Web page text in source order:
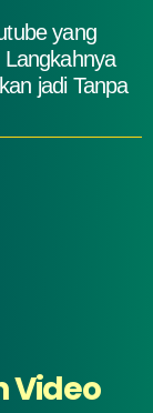
yang
Langkahnya
jadi Tanpa
Video